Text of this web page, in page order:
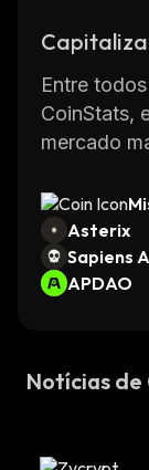
Entre
CoinStats,
mercado
Asterix
Sapiens
APDAO
Notícias de